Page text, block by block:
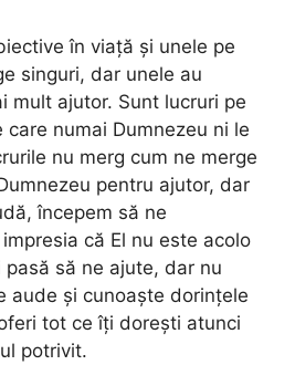
în viață și unele pe
singuri, dar unele au
mult ajutor. Sunt lucruri pe
care numai Dumnezeu ni le
nu merg cum ne merge
pentru ajutor, dar
începem să ne
că El nu este acolo
să ne ajute, dar nu
aude și cunoaște dorințele
tot ce îți dorești atunci
potrivit.